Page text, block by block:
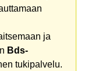
ja
Bds-
tukipalvelu.